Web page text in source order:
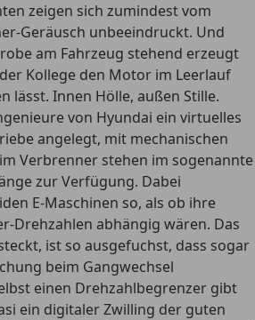
zeigen sich zumindest vom
Geräusch unbeeindruckt. Und
am Fahrzeug stehend erzeugt
Kollege den Motor im Leerlauf
lässt. Innen Hölle, außen Stille.
von Hyundai ein virtuelles
angelegt, mit mechanischen
Verbrenner stehen im sogenannte
zur Verfügung. Dabei
E-Maschinen so, als ob ihre
Drehzahlen abhängig wären. Das
ist so ausgefuchst, dass sogar
beim Gangwechsel
einen Drehzahlbegrenzer gibt
ein digitaler Zwilling der guten